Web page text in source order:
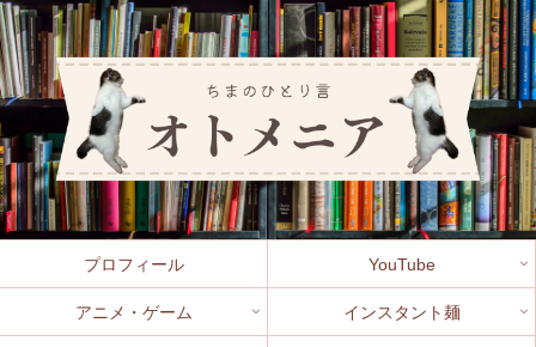
プロフィール YouTube
アニメ・ゲーム インスタント麺